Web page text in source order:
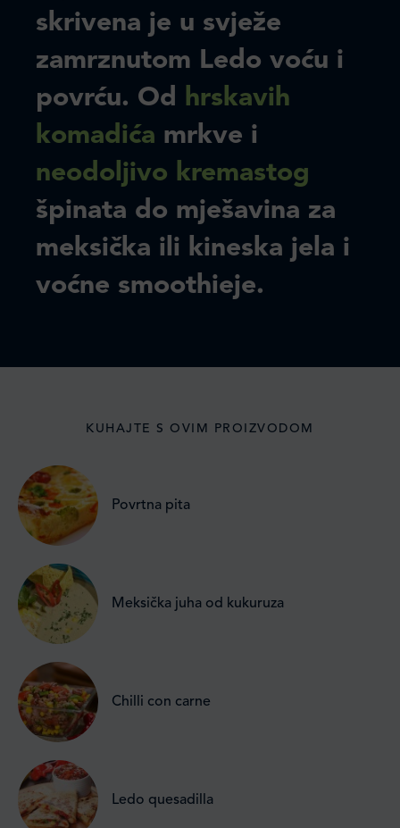
skrivena je u svježe
zamrznutom Ledo voću i
povrću. Od hrskavih
komadića mrkve i
neodoljivo kremastog
špinata do mješavina za
meksička ili kineska jela i
voćne smoothieje.
KUHAJTE S OVIM PROIZVODOM
Povrtna pita
Meksička juha od kukuruza
Chilli con carne
Ledo quesadilla